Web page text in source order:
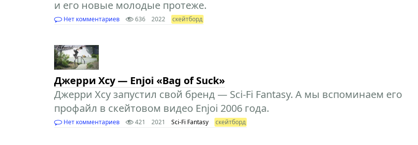
и его новые молодые протеже.
Нет комментариев 636 2022 скейтборд
Джерри Хсу — Enjoi «Bag of Suck»
Джерри Хсу запустил свой бренд — Sci-Fi Fantasy. А мы вспоминаем его
профайл в скейтовом видео Enjoi 2006 года.
Нет комментариев 421 2021 Sci-Fi Fantasy скейтборд